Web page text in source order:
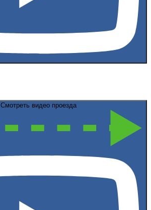
Смотреть видео проезда